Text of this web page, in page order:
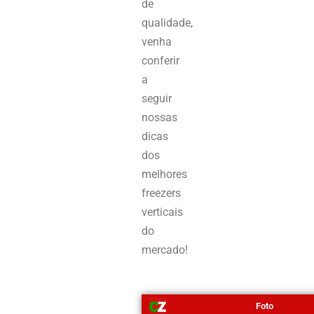
de
qualidade,
venha
conferir
a
seguir
nossas
dicas
dos
melhores
freezers
verticais
do
mercado!
Foto